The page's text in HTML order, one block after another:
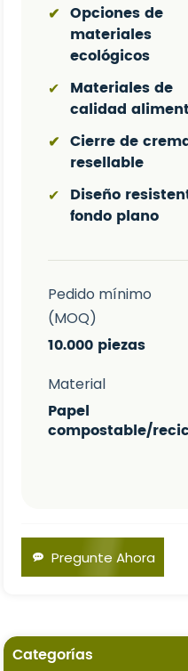
✔ Opciones de
materiales
ecológicos
✔
Materiales de
calidad
✔ Cierre de
resellable
✔
Diseño
fondo plano
Pedido mínimo
(MOQ)
10.000 piezas
Material
Papel
compostable/
Pregunte Ahora
Categorías